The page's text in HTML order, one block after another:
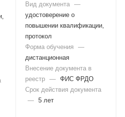
организации
Вид документа —
удостоверение о
повышении квалификации,
протокол
Форма обучения
—
дистанционная
Внесение документа в
реестр — ФИС ФРДО
Срок действия документа
— 5 лет